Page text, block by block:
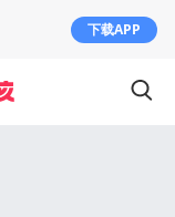
下载APP